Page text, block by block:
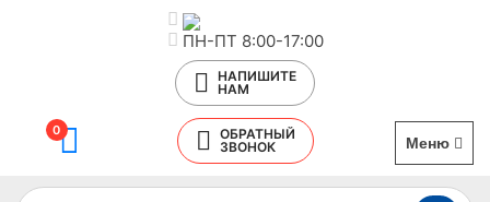
ПН-ПТ 8:00-17:00
НАПИШИТЕ
НАМ
0
ОБРАТНЫЙ
ЗВОНОК
Меню